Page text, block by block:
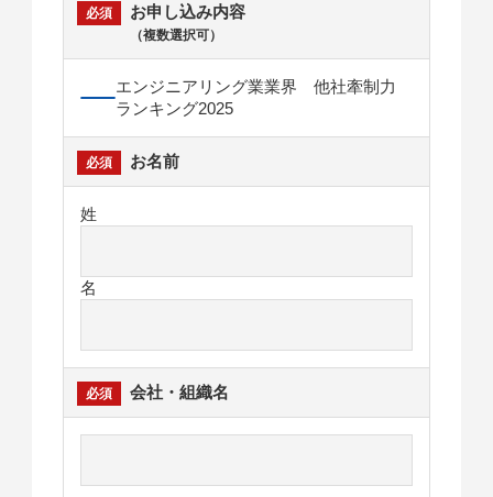
お申し込み内容
（複数選択可）
エンジニアリング業業界 他社牽制力
ランキング2025
お名前
姓
名
会社・組織名